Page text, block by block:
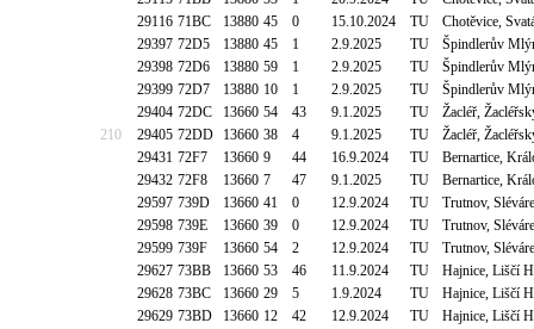
29116 71BC 13880 45 0 15.10.2024 TU
Chotěvice,
29397 72D5 13880 45 1 2.9.2025 TU
Špindlerův
29398 72D6 13880 59 1 2.9.2025 TU
Špindlerův
29399 72D7 13880 10 1 2.9.2025 TU
Špindlerův
29404 72DC 13660 54 43 9.1.2025 TU
Žacléř,
210
29405 72DD 13660 38 4 9.1.2025 TU
Žacléř,
29431 72F7 13660 9 44 16.9.2024 TU
Bernartice,
29432 72F8 13660 7 47 9.1.2025 TU
Bernartice,
29597 739D 13660 41 0 12.9.2024 TU
Trutnov,
29598 739E 13660 39 0 12.9.2024 TU
Trutnov,
29599 739F 13660 54 2 12.9.2024 TU
Trutnov,
29627 73BB 13660 53 46 11.9.2024 TU
Hajnice, Liščí
29628 73BC 13660 29 5 1.9.2024 TU
Hajnice, Liščí
29629 73BD 13660 12 42 12.9.2024 TU
Hajnice, Liščí